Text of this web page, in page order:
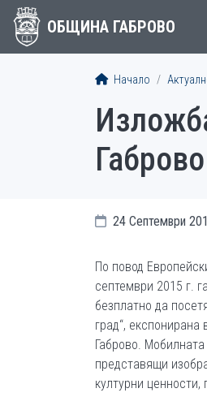
ОБЩИНА ГАБРОВО
Начало
24 Септември
По повод
септември 2015 г.
безплатно да
град“,
Габрово.
представящи
културни